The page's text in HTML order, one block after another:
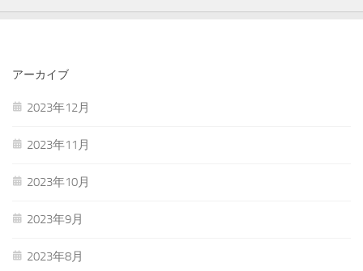
アーカイブ
2023年12月
2023年11月
2023年10月
2023年9月
2023年8月